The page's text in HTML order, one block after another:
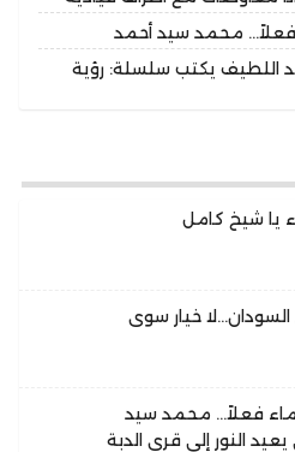
فعلاً… محمد سيد أحمد
اللطيف يكتب سلسلة: رؤية
يا شيخ كامل
السودان…لا خيار سوى
فعلاً… محمد سيد
النور إلى قرى الدبة